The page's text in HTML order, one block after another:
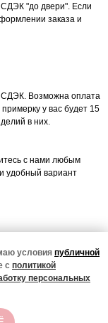
условия публичной
с политикой
персональных
СДЭК "до двери". Если
заказа и
СДЭК. Возможна оплата
у вас будет 15
в них.
с нами любым
удобный вариант
новинок,